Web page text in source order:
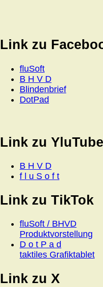
Link zu
fluSoft
B H V D
Blindenbrief
DotPad
Link zu YluTube
B H V D
f l u S o f t
Link zu TikTok
fluSoft / BHVD
Produktvorstellung
D o t P a d
taktiles Grafiktablet
Link zu X